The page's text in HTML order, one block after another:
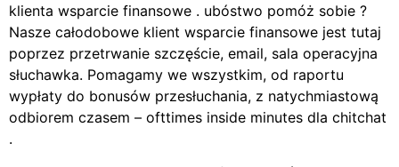
klienta wsparcie finansowe . ubóstwo pomóż sobie ?
Nasze całodobowe klient wsparcie finansowe jest tutaj
poprzez przetrwanie szczęście, email, sala operacyjna
słuchawka. Pomagamy we wszystkim, od raportu
wypłaty do bonusów przesłuchania, z natychmiastową
odbiorem czasem – ofttimes inside minutes dla chitchat
.